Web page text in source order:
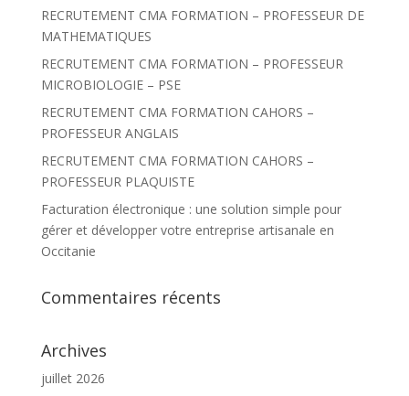
c
h
r
:
RECRUTEMENT CMA FORMATION – PROFESSEUR DE
MATHEMATIQUES
RECRUTEMENT CMA FORMATION – PROFESSEUR
MICROBIOLOGIE – PSE
RECRUTEMENT CMA FORMATION CAHORS –
PROFESSEUR ANGLAIS
RECRUTEMENT CMA FORMATION CAHORS –
PROFESSEUR PLAQUISTE
Facturation électronique : une solution simple pour
gérer et développer votre entreprise artisanale en
Occitanie
Commentaires récents
Archives
juillet 2026